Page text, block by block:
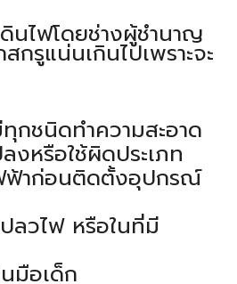
นไฟโดยช่างผู้ชำนาญ
กรูแน่นเกินไปเพราะจะ
ทุกชนิดทำความสะอาด
งหรือใช้ผิดประเภท
ฟ้าก่อนติดตั้งอุปกรณ์
ลวไฟ หรือในที่มี
มือเด็ก